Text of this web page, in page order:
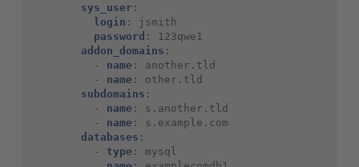
sys_user :
login :
jsmith
password :
123qwe1
addon_domains :
-
name :
another.tld
-
name :
other.tld
subdomains :
-
name :
s.another.tld
-
name :
s.example.com
databases :
-
type :
mysql